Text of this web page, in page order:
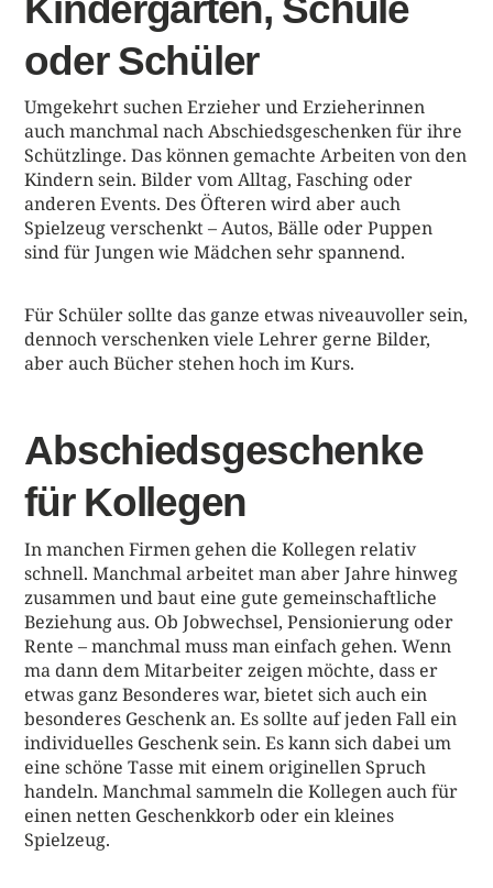
Kindergarten, Schule
oder Schüler
Umgekehrt suchen Erzieher und Erzieherinnen
auch manchmal nach Abschiedsgeschenken für ihre
Schützlinge. Das können gemachte Arbeiten von den
Kindern sein. Bilder vom Alltag, Fasching oder
anderen Events. Des Öfteren wird aber auch
Spielzeug verschenkt – Autos, Bälle oder Puppen
sind für Jungen wie Mädchen sehr spannend.
Für Schüler sollte das ganze etwas niveauvoller sein,
dennoch verschenken viele Lehrer gerne Bilder,
aber auch Bücher stehen hoch im Kurs.
Abschiedsgeschenke
für Kollegen
In manchen Firmen gehen die Kollegen relativ
schnell. Manchmal arbeitet man aber Jahre hinweg
zusammen und baut eine gute gemeinschaftliche
Beziehung aus. Ob Jobwechsel, Pensionierung oder
Rente – manchmal muss man einfach gehen. Wenn
ma dann dem Mitarbeiter zeigen möchte, dass er
etwas ganz Besonderes war, bietet sich auch ein
besonderes Geschenk an. Es sollte auf jeden Fall ein
individuelles Geschenk sein. Es kann sich dabei um
eine schöne Tasse mit einem originellen Spruch
handeln. Manchmal sammeln die Kollegen auch für
einen netten Geschenkkorb oder ein kleines
Spielzeug.